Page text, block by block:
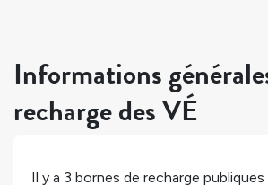
Informations
recharge des VÉ
Il y a 3 bornes de recharge